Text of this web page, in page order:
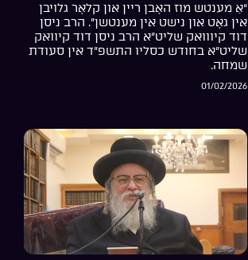
“אַ מענטש מוז האָבן ריין און קלאָר גלויבן
אין גאָט און נישט אין מענטשן”. הרב ניסן
דוד קיווואק שליט”א הרב ניסן דוד קיוואק
שליט”א בחודש כסליו התשפ”ד אין סעודת
שמחה.
01/02/2026